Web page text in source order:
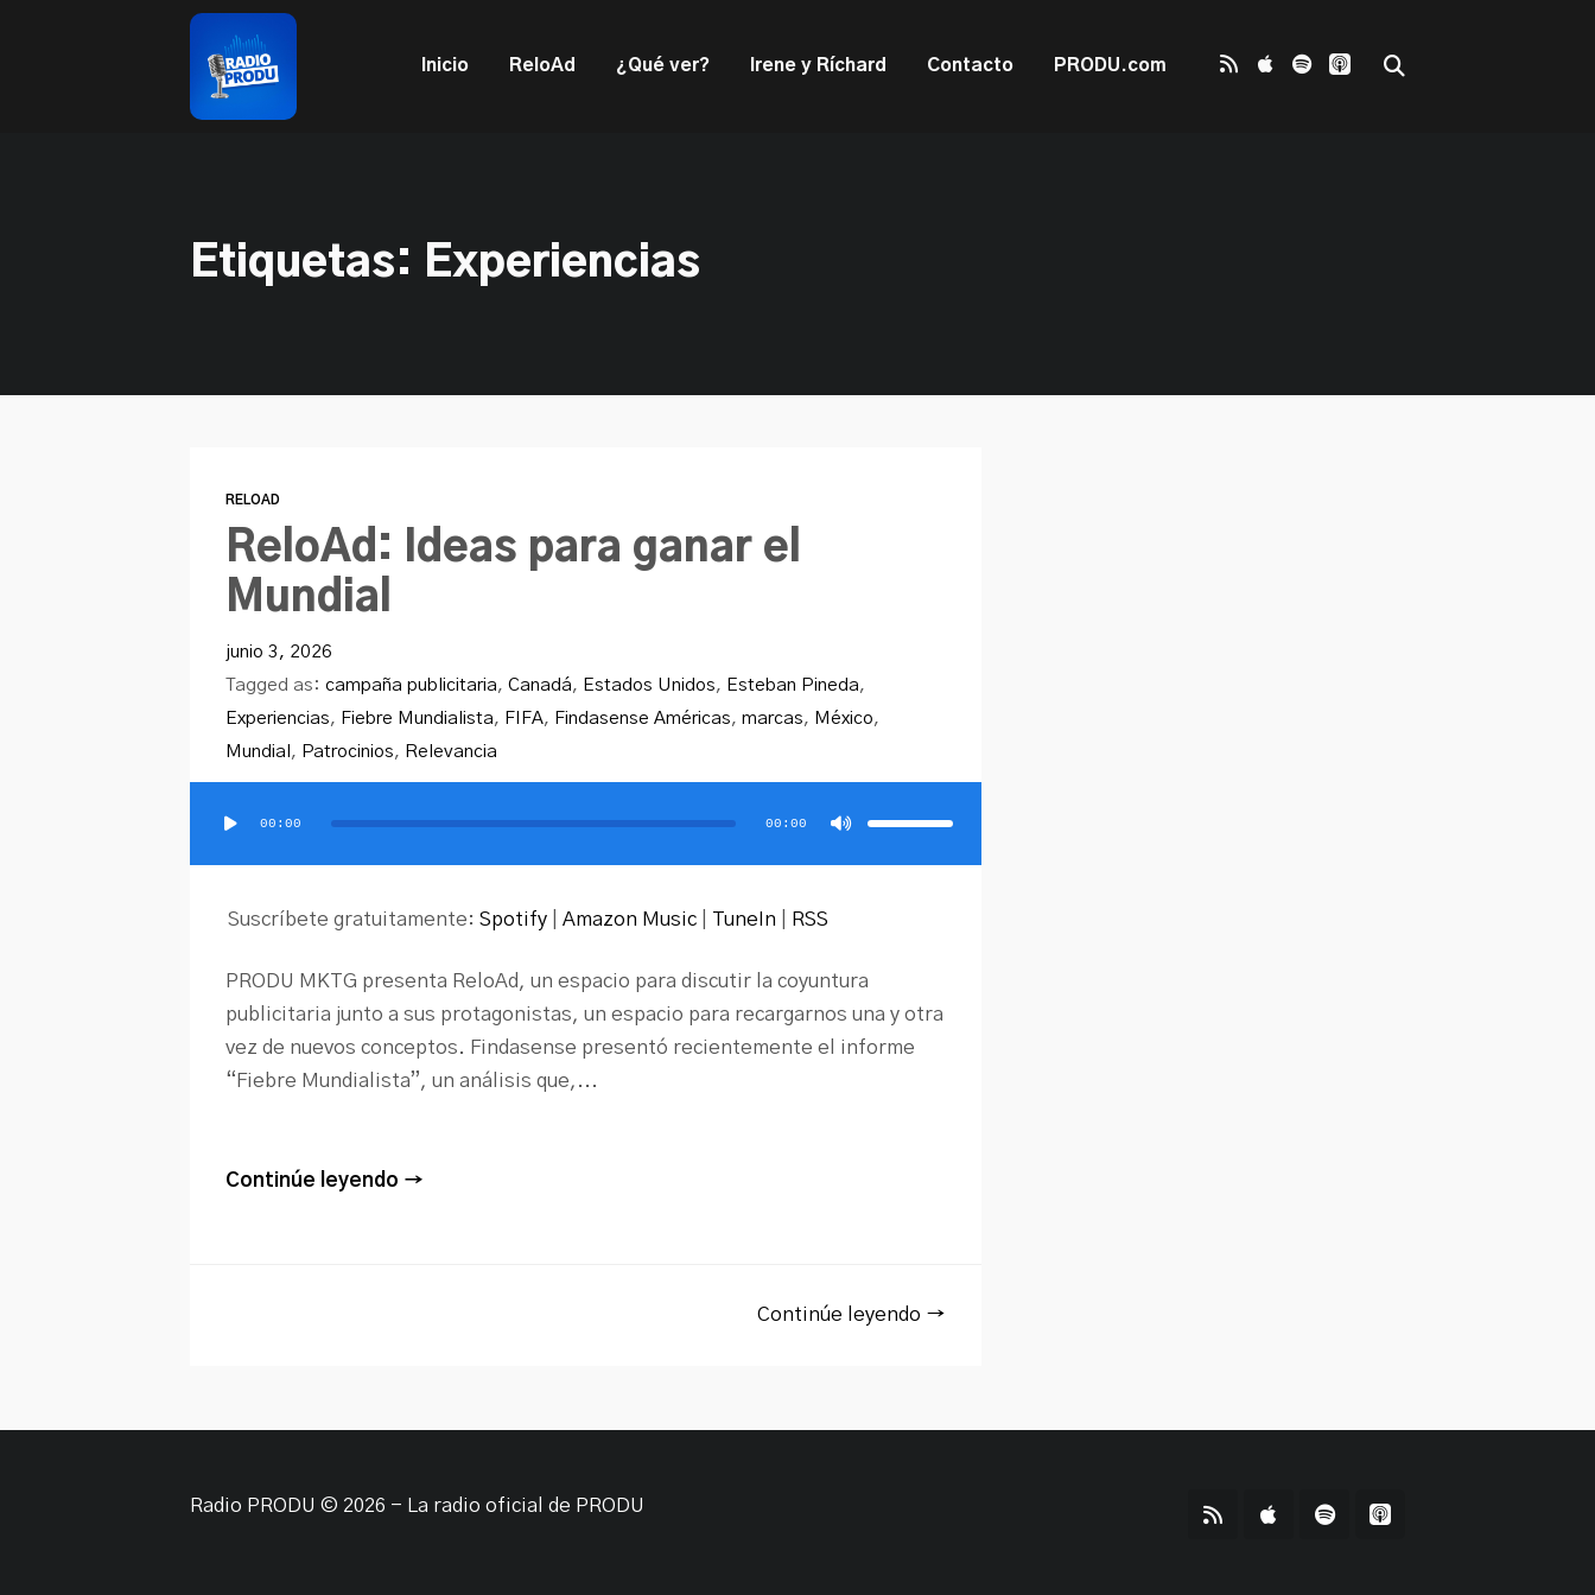
Inicio ReloAd ¿Qué ver? Irene y Ríchard Contacto PRODU.com
This is a placeholder for your sticky navigation bar. It should not be visible.
Etiquetas: Experiencias
RELOAD
ReloAd: Ideas para ganar el
Mundial
junio 3, 2026
Tagged as: campaña publicitaria, Canadá, Estados Unidos, Esteban Pineda,
Experiencias, Fiebre Mundialista, FIFA, Findasense Américas, marcas, México,
Mundial , Patrocinios, Relevancia
audio
00:00 00:00
Utiliza
de
para
Suscríbete gratuitamente: Spotify Amazon Music TuneIn RSS
PRODU MKTG presenta ReloAd, un espacio para discutir la coyuntura
publicitaria junto a sus protagonistas, un espacio para recargarnos una y otra
vez de nuevos conceptos. Findasense presentó recientemente el informe
“Fiebre Mundialista”, un análisis que,...
Continúe leyendo →
Continúe leyendo →
Radio PRODU © 2026 - La radio oficial de PRODU